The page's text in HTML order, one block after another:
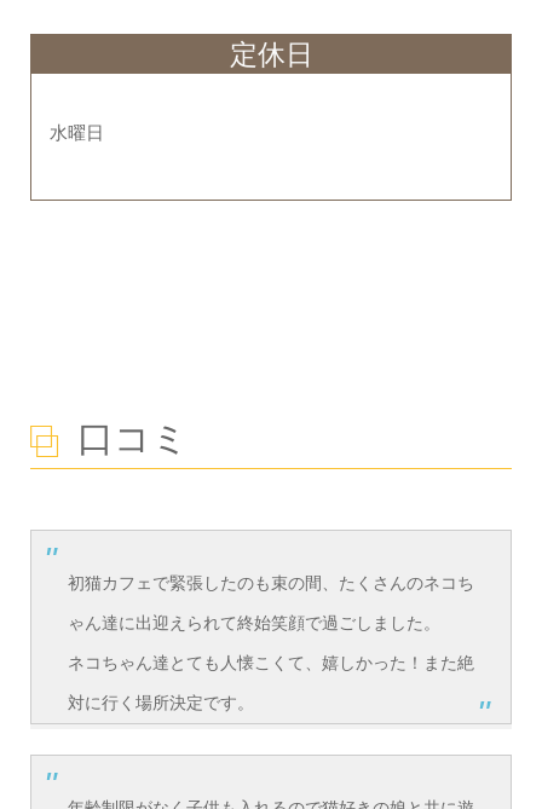
定休日
水曜日
口コミ
初猫カフェで緊張したのも束の間、たくさんのネコち
ゃん達に出迎えられて終始笑顔で過ごしました。
ネコちゃん達とても人懐こくて、嬉しかった！また絶
対に行く場所決定です。